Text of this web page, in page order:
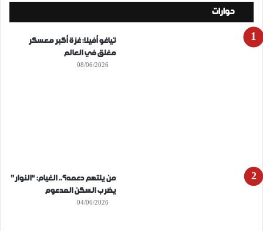
حوارات
تياغو أفيلا: غزة أكبر معسكر
مغلق في العالم
08/06/2026
من يلتهم دعمه؟.. الغيام: “النوار”
يضرب السكن المدعوم
04/06/2026